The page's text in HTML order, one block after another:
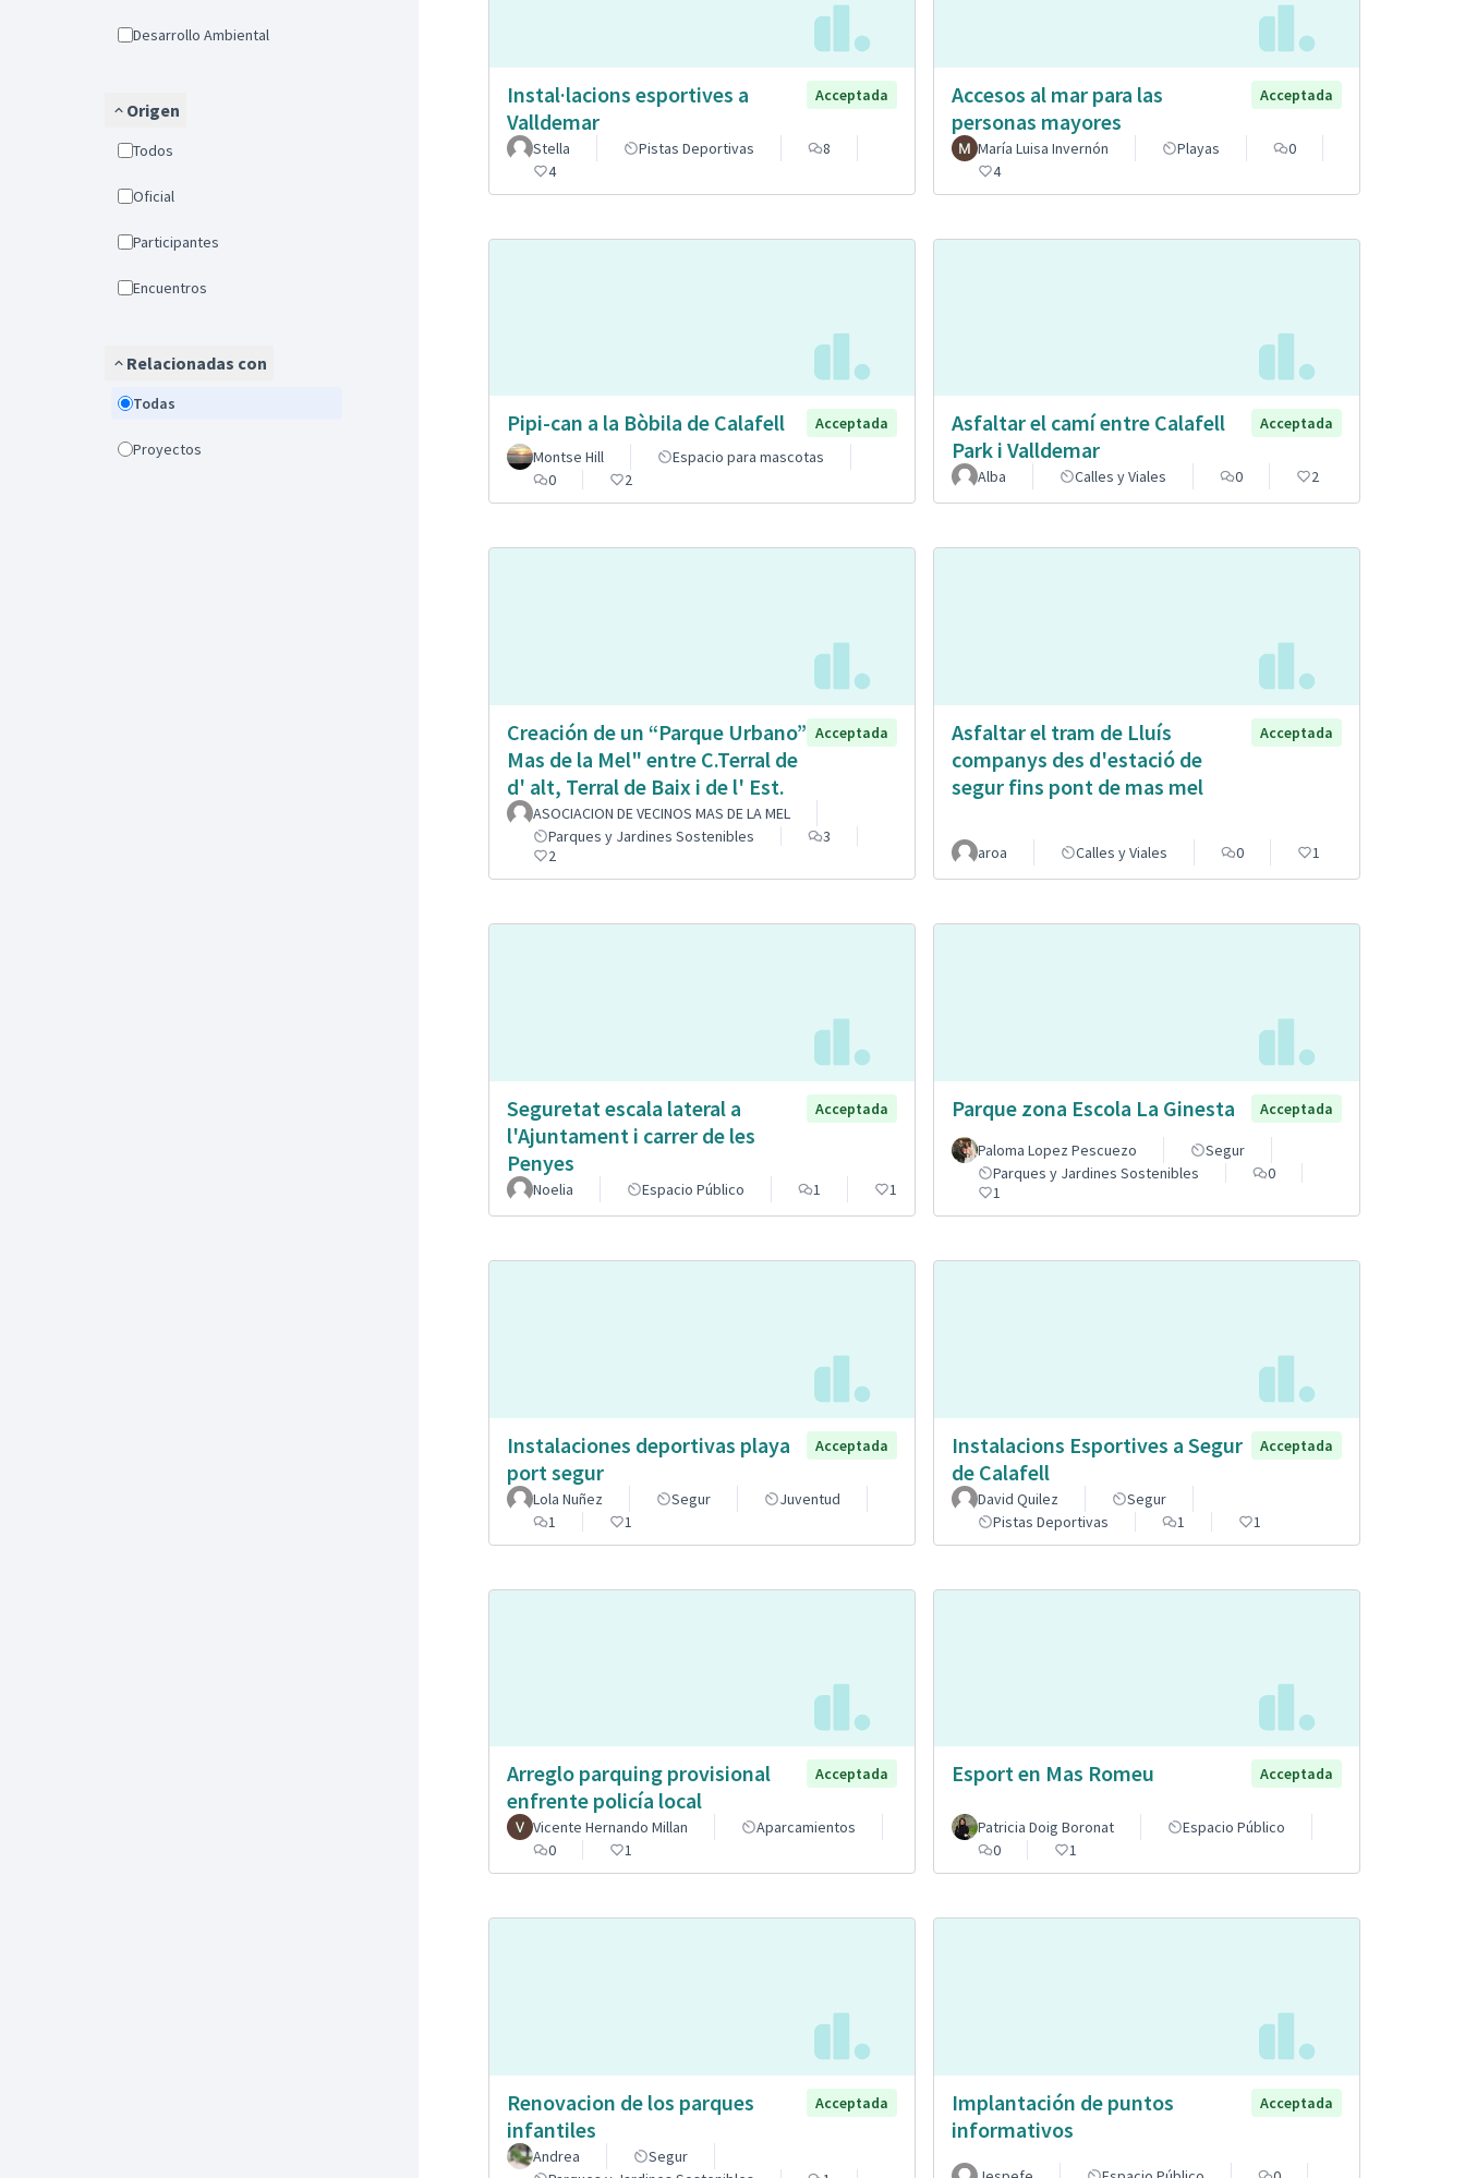
Desarrollo Ambiental
Origen
Todos
Oficial
Participantes
Encuentros
Relacionadas con
Todas
Proyectos
Instal·lacions esportives a
Valldemar
Acceptada
Stella Pistas Deportivas
8
4
Accesos al mar para las
personas mayores
Acceptada
María Luisa Invernón Playas
0
4
Pipi-can a la Bòbila de Calafell
Acceptada
Montse Hill
Espacio para mascotas
0
2
Asfaltar el camí entre Calafell
Park i Valldemar
Acceptada
Alba Calles y Viales 0 2
Creación de un “Parque Urbano”
Mas de la Mel" entre C.Terral de
d' alt, Terral de Baix i de l' Est.
Acceptada
ASOCIACION DE VECINOS MAS DE LA MEL
Parques y Jardines Sostenibles
3
2
Asfaltar el tram de Lluís
companys des d'estació de
segur fins pont de mas mel
Acceptada
aroa Calles y Viales 0 1
Seguretat escala lateral a
l'Ajuntament i carrer de les
Penyes
Acceptada
Noelia Espacio Público 1 1
Parque zona Escola La Ginesta Acceptada
Paloma Lopez Pescuezo
Segur
Parques y Jardines Sostenibles
0
1
Instalaciones deportivas playa
port segur
Acceptada
Lola Nuñez Segur
Juventud
1
1
Instalacions Esportives a Segur
de Calafell
Acceptada
David Quilez
Segur
Pistas Deportivas
1 1
Arreglo parquing provisional
enfrente policía local
Acceptada
Vicente Hernando Millan
Aparcamientos
0
1
Esport en Mas Romeu Acceptada
Patricia Doig Boronat
Espacio Público
0
1
Renovacion de los parques
infantiles
Acceptada
Andrea
Segur
Implantación de puntos
informativos
Acceptada